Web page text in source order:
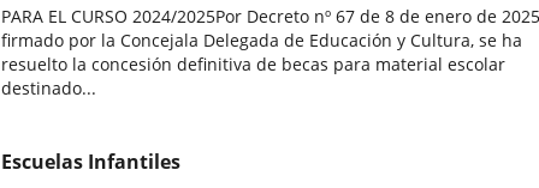
PARA EL CURSO 2024/2025Por Decreto nº 67 de 8 de enero de
firmado por la Concejala Delegada de Educación y Cultura, se ha
resuelto la concesión definitiva de becas para material escolar
destinado...
Escuelas Infantiles